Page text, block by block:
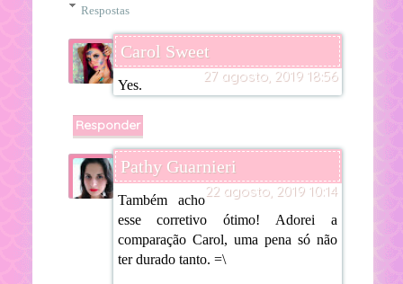
Respostas
Carol Sweet
27 agosto, 2019 18:56
Yes.
Responder
Pathy Guarnieri
22 agosto, 2019 10:14
Também acho
esse corretivo ótimo! Adorei a
comparação Carol, uma pena só não
ter durado tanto. =\